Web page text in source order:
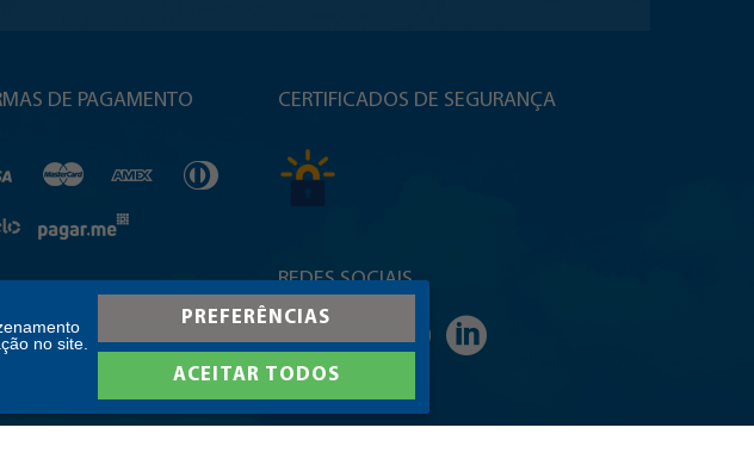
DE PAGAMENTO CERTIFICADOS DE SEGURANÇA
REDES SOCIAIS
no site.
PREFERÊNCIAS
ACEITAR TODOS